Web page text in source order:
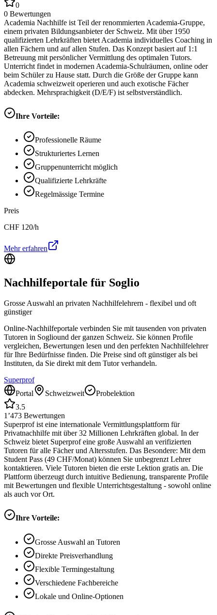
0
0 Bewertungen
Academia Nachhilfe ist Teil der renommierten Academia-Gruppe,
einem privaten Bildungsanbieter der Schweiz. Mit über 1950
qualifizierten Lehrkräften bietet Academia individuelles Coaching in
allen Fächern und auf allen Stufen. Das Konzept basiert auf 1:1
Betreuung mit persönlicher Vermittlung des optimalen Tutors.
Unterricht findet in modernen Academia-Schulräumen, online oder
beim Schüler zu Hause statt. Durch die Größe der Gruppe kann
Academia schweizweit operieren und auch exotische Fächer
abdecken. Mehrsprachigkeit (D/E/F) ist selbstverständlich.
Ihre Vorteile:
Professionelle Räume
Strukturiertes Lernen
Gruppenunterricht möglich
Qualifizierte Lehrkräfte
Regelmässige Termine
Preis
CHF 120/h
Mehr erfahren
Nachhilfeportale für Soglio
Grosse Auswahl an privaten Nachhilfelehrern - flexibel und oft
günstiger
Online-Nachhilfeportale verbinden Sie mit tausenden von privaten
Tutoren in Sogliound der ganzen Schweiz. Sie können Profile
vergleichen, Bewertungen lesen und den perfekten Nachhilfelehrer
für Ihre Bedürfnisse finden. Die Preise sind oft günstiger als bei
Instituten, da Sie direkt mit dem Tutor verhandeln.
Superprof
Portal
Schweizweit
Probelektion
3.5
1’473 Bewertungen
Superprof ist eine internationale Vermittlungsplattform für
Privatnachhilfe mit über 32 Millionen Lehrkräften global. In der
Schweiz bietet Superprof eine große Auswahl an verifizierten
Tutoren für alle Fächer und Altersstufen. Das Besondere: Mit dem
Student Pass (49 CHF/Monat) können Sie unbegrenzt Lehrer
kontaktieren. Viele Tutoren bieten die erste Lektion gratis an. Die
Plattform überzeugt durch intuitive Bedienung, transparente Profile
mit Bewertungen und flexible Unterrichtsgestaltung - sowohl online
als auch vor Ort.
Ihre Vorteile:
Grosse Auswahl an Tutoren
Direkte Preisverhandlung
Flexible Termingestaltung
Verschiedene Fachbereiche
Lokale und Online-Optionen